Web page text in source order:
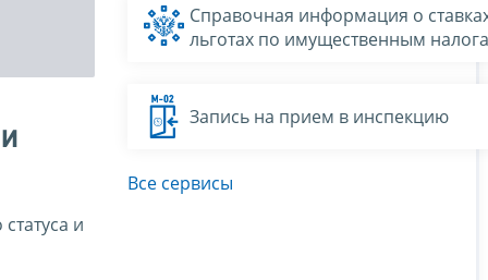
и
Справочная информация о
льготах по имущественным
Запись на прием в инспекцию
Все сервисы